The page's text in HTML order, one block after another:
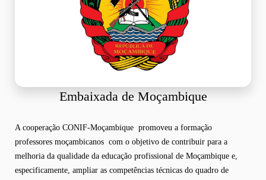
Embaixada de Moçambique
A cooperação CONIF-Moçambique promoveu a formação
professores moçambicanos com o objetivo de contribuir para a
melhoria da qualidade da educação profissional de Moçambique e,
especificamente, ampliar as competências técnicas do quadro de